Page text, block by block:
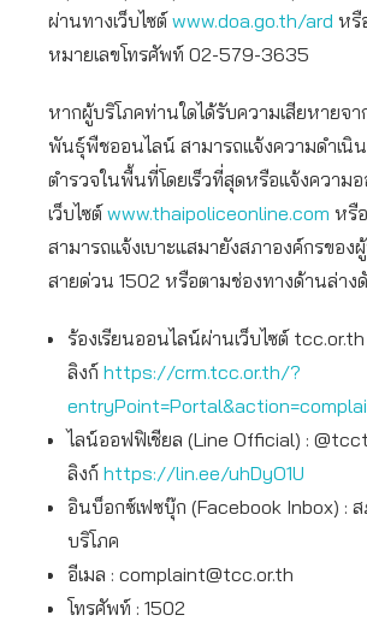
ผ่านทางเว็บไซต์ www.doa.go.th/ard หรื
หมายเลขโทรศัพท์ 02-579-3635
หากผู้บริโภคท่านใดได้รับความเสียหายจา
พันธุ์พืชออนไลน์ สามารถแจ้งความดำเนิ
ตำรวจในพื้นที่โดยเร็วที่สุดหรือแจ้งความ
เว็บไซต์ www.thaipoliceonline.com หรื
สามารถแจ้งเบาะแสมายังสภาองค์กรของ
สายด่วน 1502 หรือตามช่องทางด้านล่าง
ร้องเรียนออนไลน์ผ่านเว็บไซต์
ลิงก์ https://crm.tcc.or.th/?
ไลน์ออฟฟิเชียล (Line Official) :
ลิงก์ https://lin.ee/uhDyO1U
อินบ็อกซ์เฟซบุ๊ก (Facebook Inbox) :
บริโภค
อีเมล : complaint@tcc.or.th
โทรศัพท์ : 1502